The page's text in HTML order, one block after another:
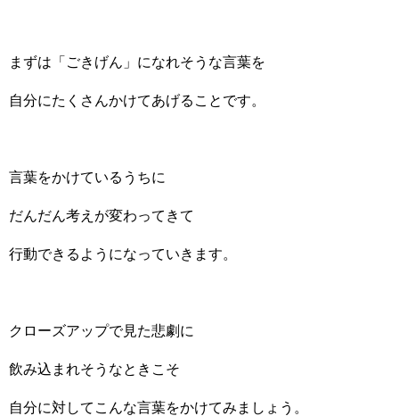
まずは「ごきげん」になれそうな言葉を
自分にたくさんかけてあげることです。
言葉をかけているうちに
だんだん考えが変わってきて
行動できるようになっていきます。
クローズアップで見た悲劇に
飲み込まれそうなときこそ
自分に対してこんな言葉をかけてみましょう。